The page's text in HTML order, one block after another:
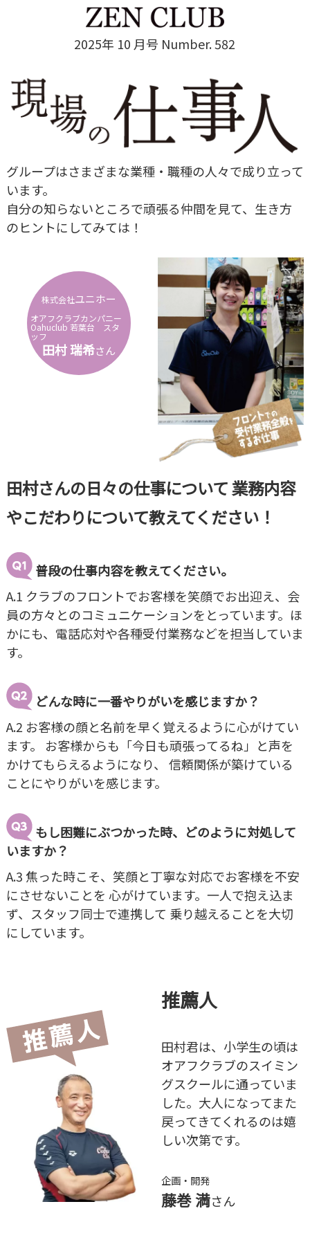
2025年 10 月号 Number. 582
グループはさまざまな業種・職種の人々で成り立って
います。
自分の知らないところで頑張る仲間を見て、生き方
のヒントにしてみては！
株式会社ユニホー
オアフクラブカンパニー
Oahuclub 若葉台 スタ
ッフ
田村 瑞希さん
田村さんの日々の仕事について 業務内容
やこだわりについて教えてください！
普段の仕事内容を教えてください。
A.1 クラブのフロントでお客様を笑顔でお出迎え、会
員の方々とのコミュニケーションをとっています。ほ
かにも、電話応対や各種受付業務などを担当していま
す。
どんな時に一番やりがいを感じますか？
A.2 お客様の顔と名前を早く覚えるように心がけてい
ます。 お客様からも「今日も頑張ってるね」と声を
かけてもらえるようになり、 信頼関係が築けている
ことにやりがいを感じます。
もし困難にぶつかった時、どのように対処して
いますか？
A.3 焦った時こそ、笑顔と丁寧な対応でお客様を不安
にさせないことを 心がけています。一人で抱え込ま
ず、スタッフ同士で連携して 乗り越えることを大切
にしています。
推薦人
田村君は、小学生の頃は
オアフクラブのスイミン
グスクールに通っていま
した。大人になってまた
戻ってきてくれるのは嬉
しい次第です。
企画・開発
藤巻 満さん